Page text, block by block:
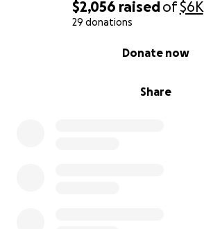
$2,056 raisedof$6K
29 donations
Share
Donate now